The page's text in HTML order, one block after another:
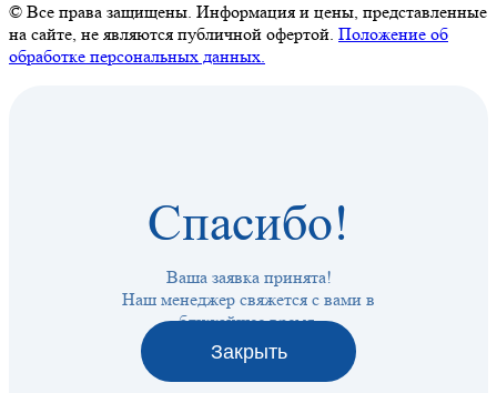
© Все права защищены. Информация и цены, представленные
на сайте, не являются публичной офертой. Положение об
обработке персональных данных.
Спасибо!
Ваша заявка принята!
Наш менеджер свяжется с вами в
ближайшее время.
Закрыть